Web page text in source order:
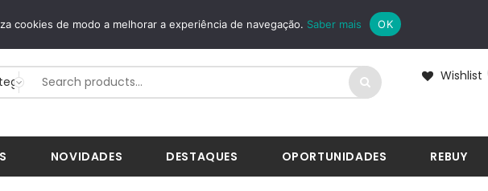
+351 926 268 200
Wishlist
NOVIDADES DESTAQUES OPORTUNIDADES REBUY
cookies de modo a melhorar a experiência de navegação. Saber mais OK